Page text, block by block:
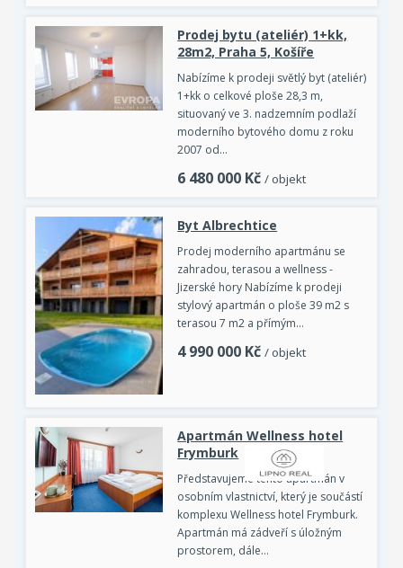
Prodej bytu (ateliér) 1+kk,
28m2, Praha 5, Košíře
Nabízíme k prodeji světlý byt (ateliér)
1+kk o celkové ploše 28,3 m,
situovaný ve 3. nadzemním podlaží
moderního bytového domu z roku
2007 od…
6 480 000 Kč / objekt
Byt Albrechtice
Prodej moderního apartmánu se
zahradou, terasou a wellness -
Jizerské hory Nabízíme k prodeji
stylový apartmán o ploše 39 m2 s
terasou 7 m2 a přímým…
4 990 000 Kč / objekt
Apartmán Wellness hotel
Frymburk
Představujeme tento apartmán v
osobním vlastnictví, který je součástí
komplexu Wellness hotel Frymburk.
Apartmán má zádveří s úložným
prostorem, dále…